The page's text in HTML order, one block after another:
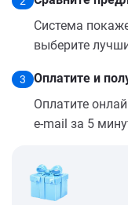
Система
выберите
3
Оплатите и
Оплатите
e-mail за 5